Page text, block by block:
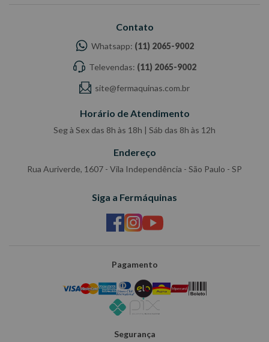
Contato
Whatsapp: (11) 2065-9002
Televendas: (11) 2065-9002
site@fermaquinas.com.br
Horário de Atendimento
Seg à Sex das 8h às 18h | Sáb das 8h às 12h
Endereço
Rua Auriverde, 1607 - Vila Independência - São Paulo - SP
Siga a Fermáquinas
Pagamento
Segurança